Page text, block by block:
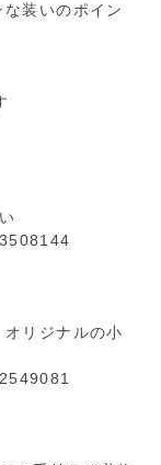
装いのポイン
リジナルの小